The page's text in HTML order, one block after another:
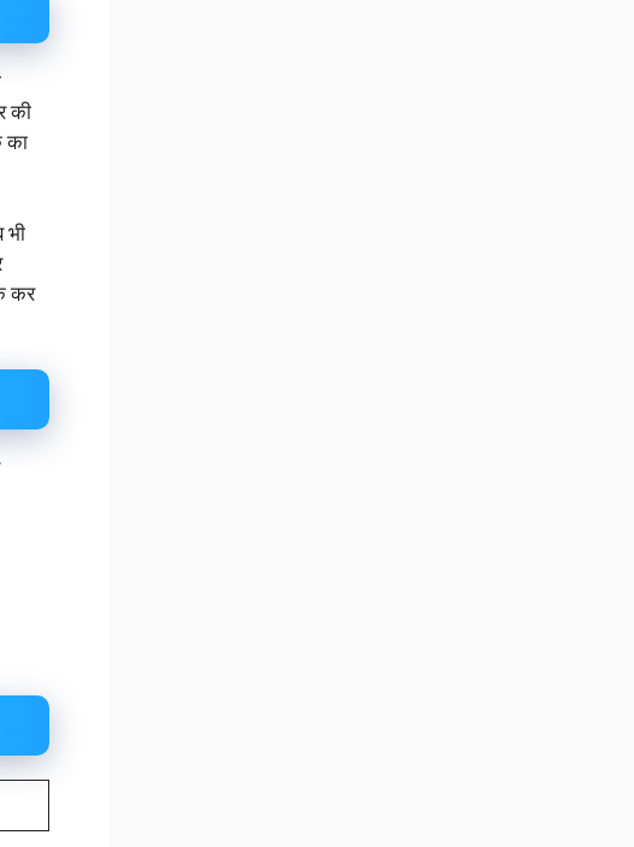
की
का
भी
कर